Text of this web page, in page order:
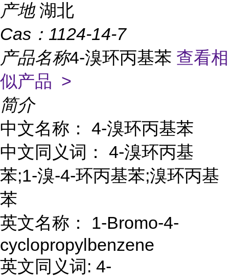
产地 湖北
Cas： 1124-14-7
产品名称4-溴环丙基苯 查看相
似产品 >
简介
中文名称： 4-溴环丙基苯
中文同义词： 4-溴环丙基
苯;1-溴-4-环丙基苯;溴环丙基
苯
英文名称： 1-Bromo-4-
cyclopropylbenzene
英文同义词: 4-